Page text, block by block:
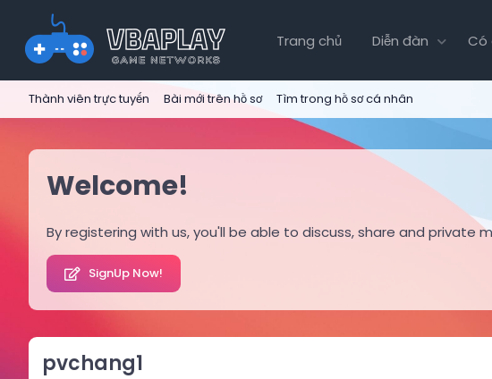
Trang chủ Diễn đàn Có
Thành viên trực tuyến Bài mới trên hồ sơ Tìm trong hồ sơ cá nhân
Welcome!
By registering with us, you'll be able to discuss, share and
SignUp Now!
pvchang1